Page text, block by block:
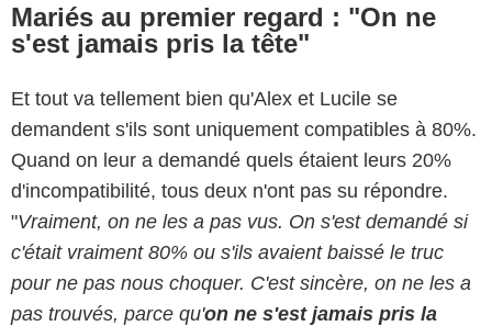
Mariés au premier regard : "On ne
s'est jamais pris la tête"
Et tout va tellement bien qu'Alex et Lucile se
demandent s'ils sont uniquement compatibles à 80%.
Quand on leur a demandé quels étaient leurs 20%
d'incompatibilité, tous deux n'ont pas su répondre.
"Vraiment, on ne les a pas vus. On s'est demandé si
c'était vraiment 80% ou s'ils avaient baissé le truc
pour ne pas nous choquer. C'est sincère, on ne les a
pas trouvés, parce qu'on ne s'est jamais pris la